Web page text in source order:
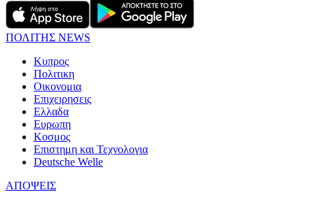
ΠΟΛΙΤΗΣ NEWS
Κυπρος
Πολιτικη
Οικονομια
Επιχειρησεις
Ελλαδα
Ευρωπη
Κοσμος
Επιστημη και Τεχνολογια
Deutsche Welle
ΑΠΟΨΕΙΣ